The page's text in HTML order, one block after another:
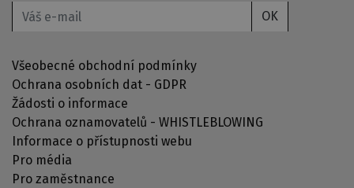
OK
Všeobecné obchodní podmínky
Ochrana osobních dat - GDPR
Žádosti o informace
Ochrana oznamovatelů - WHISTLEBLOWING
Informace o přístupnosti webu
Pro média
Pro zaměstnance